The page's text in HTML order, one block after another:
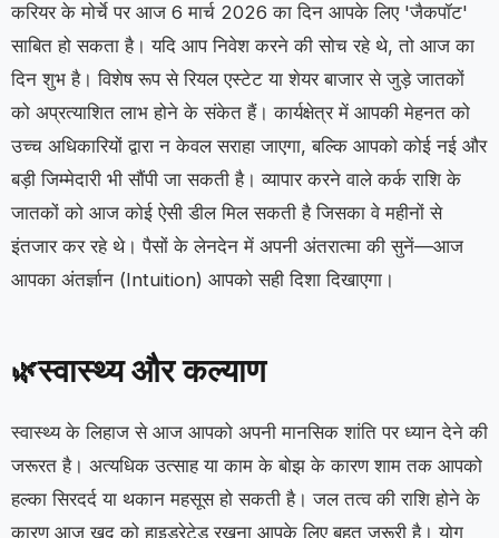
करियर के मोर्चे पर आज 6 मार्च 2026 का दिन आपके लिए 'जैकपॉट'
साबित हो सकता है। यदि आप निवेश करने की सोच रहे थे, तो आज का
दिन शुभ है। विशेष रूप से रियल एस्टेट या शेयर बाजार से जुड़े जातकों
को अप्रत्याशित लाभ होने के संकेत हैं। कार्यक्षेत्र में आपकी मेहनत को
उच्च अधिकारियों द्वारा न केवल सराहा जाएगा, बल्कि आपको कोई नई और
बड़ी जिम्मेदारी भी सौंपी जा सकती है। व्यापार करने वाले कर्क राशि के
जातकों को आज कोई ऐसी डील मिल सकती है जिसका वे महीनों से
इंतजार कर रहे थे। पैसों के लेनदेन में अपनी अंतरात्मा की सुनें—आज
आपका अंतर्ज्ञान (Intuition) आपको सही दिशा दिखाएगा।
🌿स्वास्थ्य और कल्याण
स्वास्थ्य के लिहाज से आज आपको अपनी मानसिक शांति पर ध्यान देने की
जरूरत है। अत्यधिक उत्साह या काम के बोझ के कारण शाम तक आपको
हल्का सिरदर्द या थकान महसूस हो सकती है। जल तत्व की राशि होने के
कारण आज खुद को हाइड्रेटेड रखना आपके लिए बहुत जरूरी है। योग